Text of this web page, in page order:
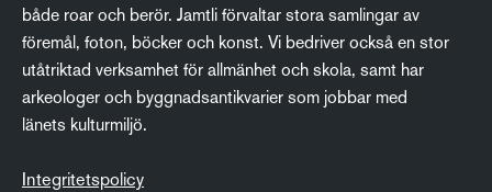
både roar och berör. Jamtli förvaltar stora samlingar av
föremål, foton, böcker och konst. Vi bedriver också en stor
utåtriktad verksamhet för allmänhet och skola, samt har
arkeologer och byggnadsantikvarier som jobbar med
länets kulturmiljö.
Integritetspolicy